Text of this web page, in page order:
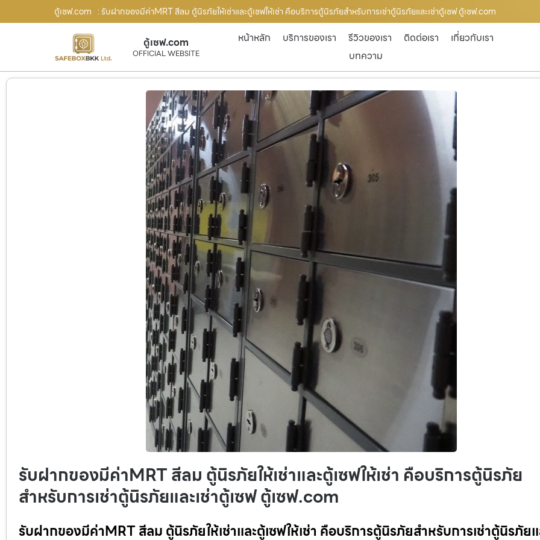
ตู้เซฟ.com : รับฝากของมีค่าMRT สีลม ตู้นิรภัยให้เช่าและตู้เซฟให้เช่า คือบริการตู้นิรภัยสำหรับการเช่าตู้นิรภัยและเช่าตู้เซฟ ตู้เซฟ.com
ตู้เซฟ.com
OFFICIAL WEBSITE
หน้าหลัก บริการของเรา รีวิวของเรา ติดต่อเรา
เกี่ยวกับเรา
บทความ
รับฝากของมีค่าMRT สีลม ตู้นิรภัยให้เช่าและตู้เซฟให้เช่า คือบริการตู้นิรภัย
สำหรับการเช่าตู้นิรภัยและเช่าตู้เซฟ ตู้เซฟ.com
รับฝากของมีค่าMRT สีลม ตู้นิรภัยให้เช่าและตู้เซฟให้เช่า คือบริการตู้นิรภัยสำหรับการเช่าตู้นิรภัยแ